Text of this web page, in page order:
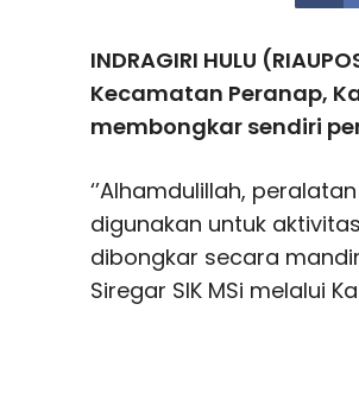
INDRAGIRI HULU
Kecamatan Peranap,
membongkar sendiri
‘’Alhamdulillah,
digunakan untuk
dibongkar secara
Siregar SIK MSi melalui